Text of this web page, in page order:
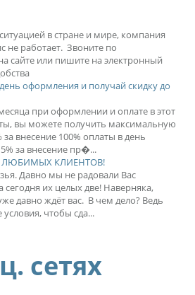
в стране и мире, компания
не работает. Звоните по
сайте или пишите на электронный
оформления и получай скидку до
при оформлении и оплате в этот
вы можете получить максимальную
за внесение 100% оплаты в день
за внесение пр�...
ЛЮБИМЫХ КЛИЕНТОВ!
Давно мы не радовали Вас
их целых две! Наверняка,
давно ждёт вас. В чем дело? Ведь
чтобы сда...
сетях